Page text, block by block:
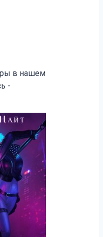
в нашем
-